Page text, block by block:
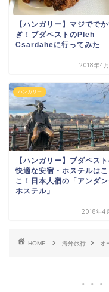
【ハンガリー】マジでで
ぎ！ブダペストのPleh
Csardaheに行ってみた
2018年4
ハンガリー
【ハンガリー】ブダペス
快適な安宿・ホステルはこ
こ！日本人宿の「アンダ
ホステル」
2018年4
HOME 海外旅行 オ